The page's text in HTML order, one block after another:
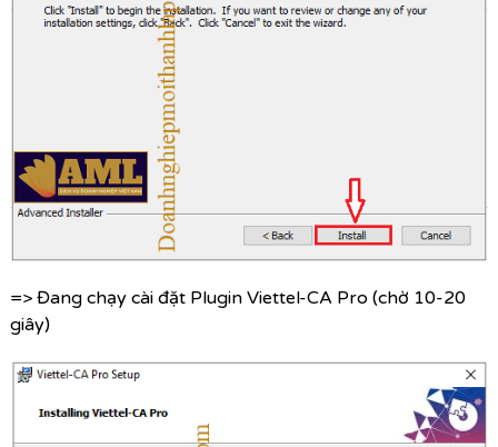
=> Đang chạy cài đặt Plugin Viettel-CA Pro (chờ 10-20
giây)